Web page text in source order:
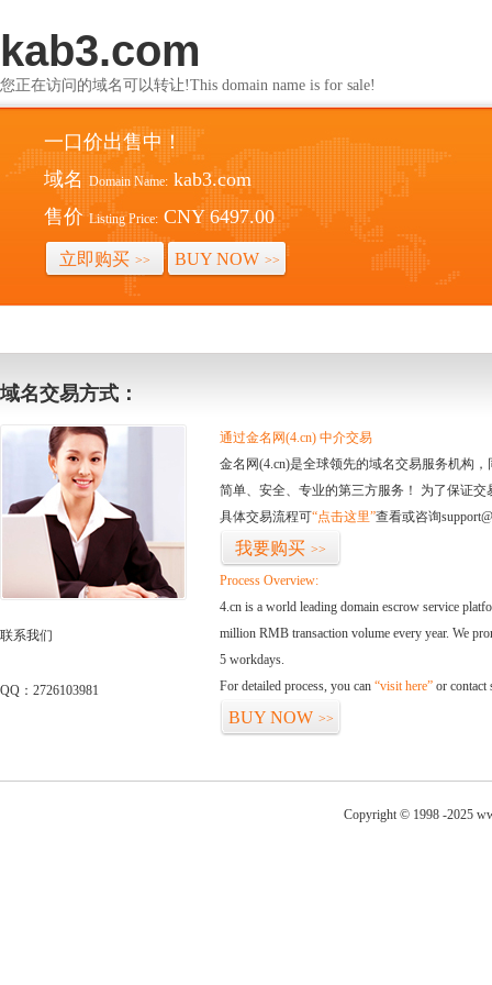
kab3.com
您正在访问的域名可以转让!This domain name is for sale!
一口价出售中！
域名 Domain Name: kab3.com
售价 Listing Price: CNY 6497.00
立即购买 >> BUY NOW >>
域名交易方式：
联系我们
QQ：2726103981
通过金名网(4.cn) 中介交易
金名网(4.cn)是全球领先的域名交易服务机构
简单、安全、专业的第三方服务！ 为了保证
具体交易流程可“点击这里”查看或咨询
我要购买 >>
Process Overview:
4.cn is a world leading domain escrow service
million RMB transaction volume every year. We
5 workdays.
For detailed process, you can “visit here” or contact
BUY NOW >>
Copyright © 1998 -2025